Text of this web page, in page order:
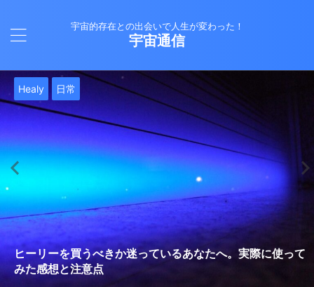
宇宙的存在との出会いで人生が変わった！
宇宙通信
日常 津留晃一
雨の日の恵み：心に降る静かな癒し
バシャール 津留晃一
就職は人生の終着駅じゃない！自分らしい道を見つける方
法
Healy 日常
ヒーリーを買うべきか迷っているあなたへ。実際に使って
みた感想と注意点
バシャール
エネルギーの法則 〜最近どハマりしていました〜
日常
現実を変える
日常
今、ここにいること
Healy 日常 津留晃一
もしかしてだけどHealy（量子波動調整器）のせいなの？
日常
iPad 第10世代買いました
Healy 日常
久し振りにHealy（ヒーリー）量子波動調整器について
日常
大谷さんの通訳、水原さんの解雇に思う